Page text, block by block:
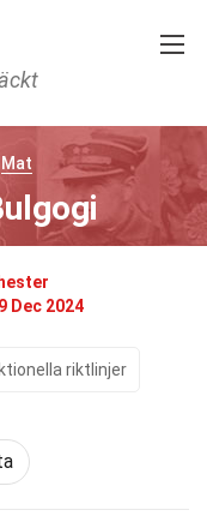
Mat
Dec 2024
riktlinjer